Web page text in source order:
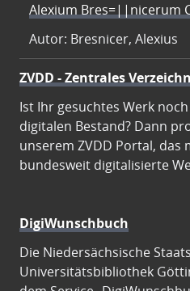
Alexium Bres=||nicerum
Autor: Bresnicer, Alexius
ZVDD - Zentrales
Ist Ihr gesuchtes Werk
digitalen Bestand? Dann
unserem ZVDD Portal, das
bundesweit digitalisierte
DigiWunschbuch
Die Niedersächsische
Universitätsbibliothek